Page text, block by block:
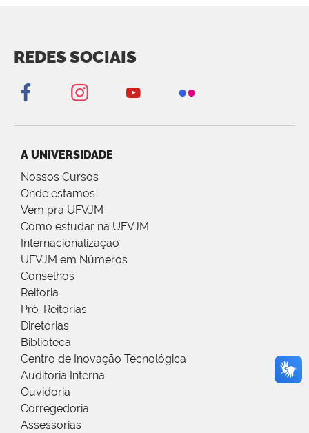
REDES SOCIAIS
A UNIVERSIDADE
Nossos Cursos
Onde estamos
Vem pra UFVJM
Como estudar na UFVJM
Internacionalização
UFVJM em Números
Conselhos
Reitoria
Pró-Reitorias
Diretorias
Biblioteca
Centro de Inovação Tecnológica
Auditoria Interna
Ouvidoria
Corregedoria
Assessorias